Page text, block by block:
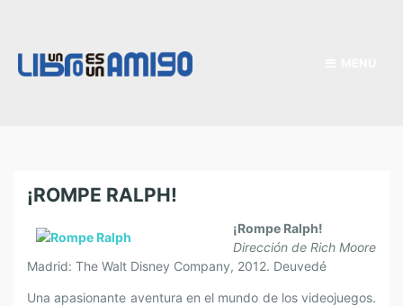
¡ROMPE RALPH!
¡Rompe Ralph!
Dirección de Rich Moore
Madrid: The Walt Disney Company, 2012. Deuvedé
Una apasionante aventura en el mundo de los videojuegos.